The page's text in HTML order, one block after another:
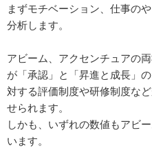
まずモチベーション、仕事の
分析します。
アビーム、アクセンチュアの
が「承認」と「昇進と成長」
対する評価制度や研修制度な
せられます。
しかも、いずれの数値もアビ
います。